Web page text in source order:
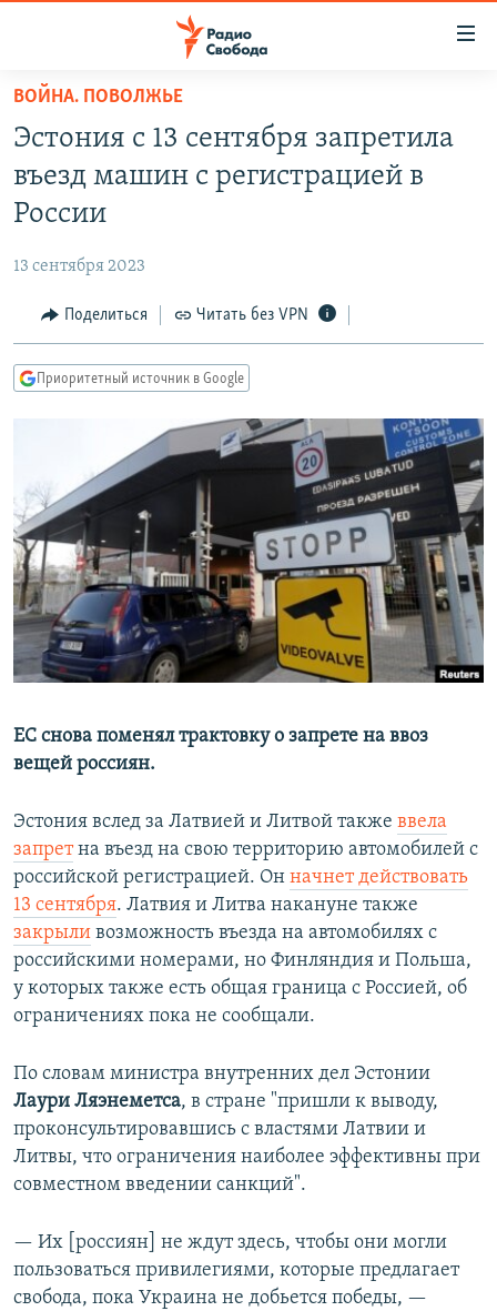
упрощенного
доступа
основному
Вернутся
Вернутся
АВТОРСКИЕ ПРОЕКТЫ
МНЕНИЯ
КУЛЬТУРА
КАВКАЗ.РЕАЛИИ
СИБИРЬ.РЕАЛИИ
РАСПИСАНИЕ ВЕЩАНИЯ
ПОДПИШИТЕСЬ НА РАССЫЛКУ
СОЦИАЛЬНЫЕ СЕТИ
Все сайты РСЕ/РС
ВОЙНА. ПОВОЛЖЬЕ
Эстония с 13 сентября запретила
въезд машин с регистрацией в
России
13 сентября 2023
Поделиться Читать без VPN
Приоритетный источник в Google
ЕС снова поменял трактовку о запрете на ввоз
вещей россиян.
Эстония вслед за Латвией и Литвой также ввела
запретна въезд на свою территорию автомобилей с
российской регистрацией. Он начнет действовать
13 сентября. Латвия и Литва накануне также
закрыли возможность въезда на автомобилях с
российскими номерами, но Финляндия и Польша,
у которых также есть общая граница с Россией, об
ограничениях пока не сообщали.
По словам министра внутренних дел Эстонии
Лаури Ляэнеметса, в стране "пришли к выводу,
проконсультировавшись с властями Латвии и
Литвы, что ограничения наиболее эффективны при
совместном введении санкций".
— Их [россиян] не ждут здесь, чтобы они могли
пользоваться привилегиями, которые предлагает
свобода, пока Украина не добьется победы, —